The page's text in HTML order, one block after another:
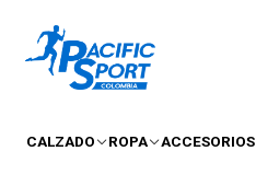
CALZADO ROPA ACCESORIOS